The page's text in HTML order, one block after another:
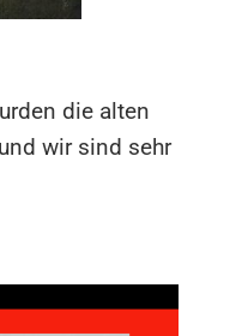
die alten
wir sind sehr